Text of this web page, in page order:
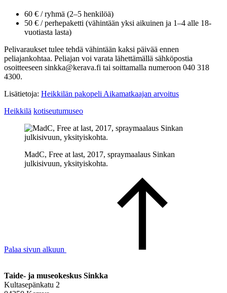
60 € / ryhmä (2–5 henkilöä)
50 € / perhepaketti (vähintään yksi aikuinen ja 1–4 alle 18-
vuotiasta lasta)
Pelivaraukset tulee tehdä vähintään kaksi päivää ennen
peliajankohtaa. Peliajan voi varata lähettämällä sähköpostia
osoitteeseen sinkka@kerava.fi tai soittamalla numeroon 040 318
4300.
Lisätietoja: Heikkilän pakopeli Aikamatkaajan arvoitus
Heikkilä kotiseutumuseo
MadC, Free at last, 2017, spraymaalaus Sinkan
julkisivuun, yksityiskohta.
Palaa sivun alkuun
Taide- ja museokeskus Sinkka
Kultasepänkatu 2